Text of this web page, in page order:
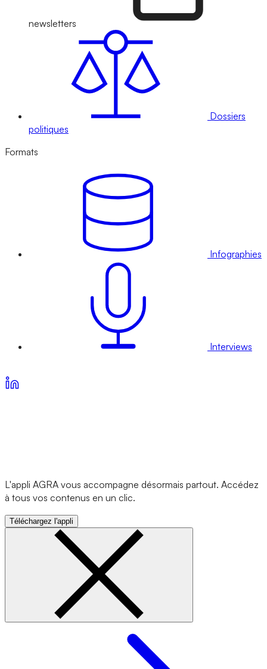
newsletters
Dossiers
politiques
Formats
Infographies
Interviews
L'appli AGRA vous accompagne désormais partout. Accédez
à tous vos contenus en un clic.
Téléchargez l'appli